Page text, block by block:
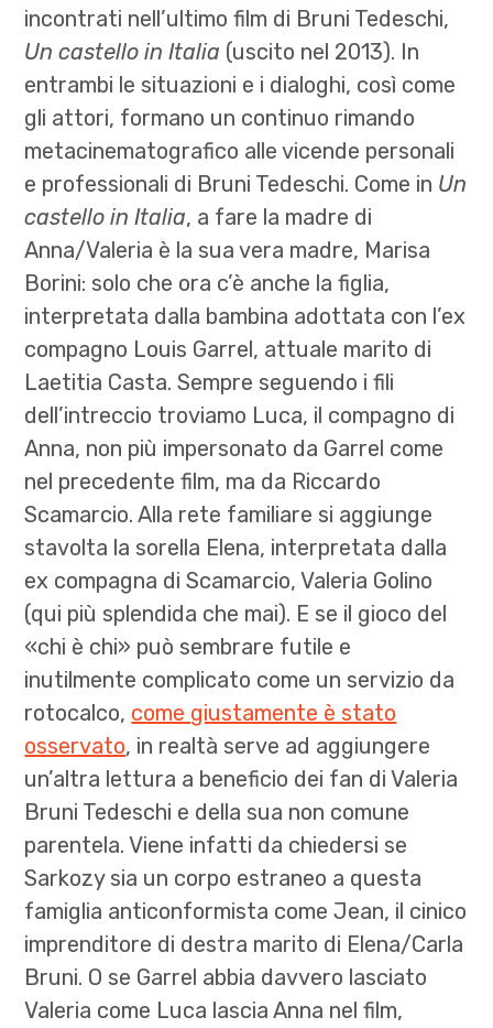
incontrati nell’ultimo film di Bruni Tedeschi,
Un castello in Italia (uscito nel 2013). In
entrambi le situazioni e i dialoghi, così come
gli attori, formano un continuo rimando
metacinematografico alle vicende personali
e professionali di Bruni Tedeschi. Come in Un
castello in Italia, a fare la madre di
Anna/Valeria è la sua vera madre, Marisa
Borini: solo che ora c’è anche la figlia,
interpretata dalla bambina adottata con l’ex
compagno Louis Garrel, attuale marito di
Laetitia Casta. Sempre seguendo i fili
dell’intreccio troviamo Luca, il compagno di
Anna, non più impersonato da Garrel come
nel precedente film, ma da Riccardo
Scamarcio. Alla rete familiare si aggiunge
stavolta la sorella Elena, interpretata dalla
ex compagna di Scamarcio, Valeria Golino
(qui più splendida che mai). E se il gioco del
«chi è chi» può sembrare futile e
inutilmente complicato come un servizio da
rotocalco, come giustamente è stato
osservato, in realtà serve ad aggiungere
un’altra lettura a beneficio dei fan di Valeria
Bruni Tedeschi e della sua non comune
parentela. Viene infatti da chiedersi se
Sarkozy sia un corpo estraneo a questa
famiglia anticonformista come Jean, il cinico
imprenditore di destra marito di Elena/Carla
Bruni. O se Garrel abbia davvero lasciato
Valeria come Luca lascia Anna nel film,